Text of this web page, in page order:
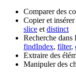
Comparer des
Copier et
slice etdistinct
Recherche dans
findIndex, filter,
Extraire des
Manipuler des